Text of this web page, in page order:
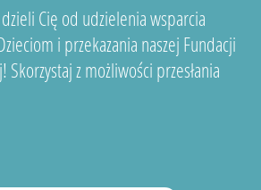
Cię od udzielenia wsparcia
i przekazania naszej Fundacji
z możliwości przesłania